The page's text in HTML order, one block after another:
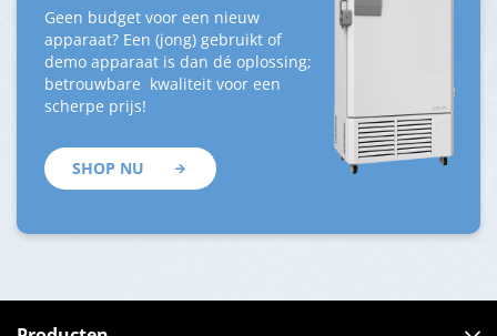
Geen budget voor een nieuw
apparaat? Een (jong) gebruikt of
demo apparaat is dan dé oplossing;
betrouwbare kwaliteit voor een
scherpe prijs!
SHOP NU